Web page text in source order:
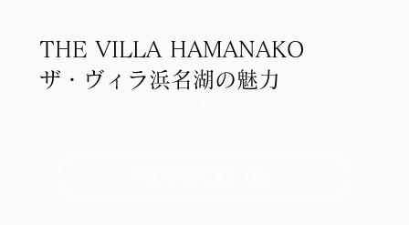
THE VILLA HAMANAKO
ザ・ヴィラ浜名湖の魅力